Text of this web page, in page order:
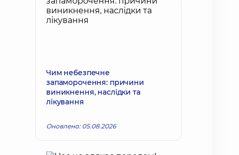
Чим небезпечне
запаморочення: причини
виникнення, наслідки та
лікування
Оновлено: 05.08.2026